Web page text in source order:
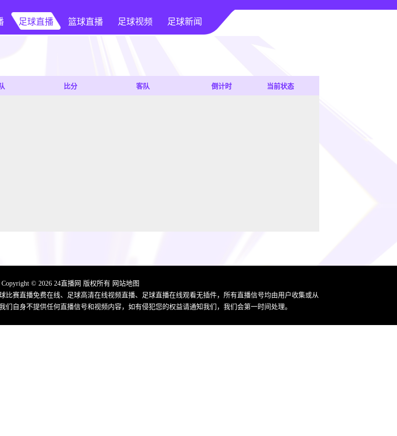
足球直播 篮球直播 足球视频
足球新闻
比分 客队 倒计时 当前状态
Copyright © 2026 24直播网 版权所有 网站地图
比赛直播免费在线、足球高清在线视频直播、足球直播在线观看无插件，所有直播信号均由用户收集或从
自身不提供任何直播信号和视频内容，如有侵犯您的权益请通知我们，我们会第一时间处理。